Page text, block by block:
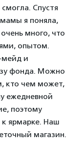
Спустя
я поняла,
много, что
опытом.
мейд и
фонда. Можно
кто чем может,
ежедневной
поэтому
к ярмарке. Наш
магазин.